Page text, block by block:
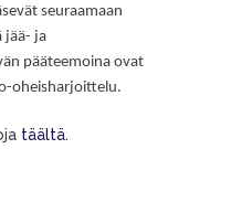
seuraamaan
jää- ja
pääteemoina ovat
oheisharjoittelu.
täältä.